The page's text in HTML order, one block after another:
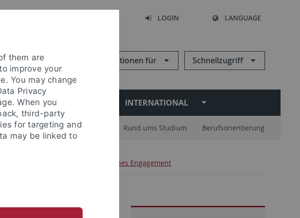
LOGIN LANGUAGE
Informationen für Schnellzugriff
EINRICHTUNGEN INTERNATIONAL
Info Studienorganisation Rund ums Studium Berufsorientierung
Zertifikat Gesellschaftliches Engagement
them are
improve your
You may change
Privacy
When you
third-party
for targeting and
may be linked to